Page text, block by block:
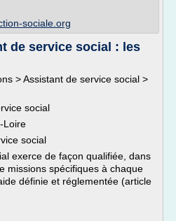
sociale.org
de service social : les
> Assistant de service social >
social
Loire
social
exerce de façon qualifiée, dans
missions spécifiques à chaque
définie et réglementée (article